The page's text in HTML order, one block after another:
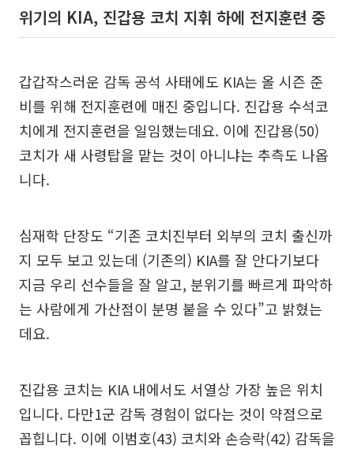
위기의 KIA, 진갑용 코치 지휘 하에 전지훈련 중
갑갑작스러운 감독 공석 사태에도 KIA는 올 시즌 준
비를 위해 전지훈련에 매진 중입니다. 진갑용 수석코
치에게 전지훈련을 일임했는데요. 이에 진갑용(50)
코치가 새 사령탑을 맡는 것이 아니냐는 추측도 나옵
니다.
심재학 단장도 “기존 코치진부터 외부의 코치 출신까
지 모두 보고 있는데 (기존의) KIA를 잘 안다기보다
지금 우리 선수들을 잘 알고, 분위기를 빠르게 파악하
는 사람에게 가산점이 분명 붙을 수 있다”고 밝혔는
데요.
진갑용 코치는 KIA 내에서도 서열상 가장 높은 위치
입니다. 다만1군 감독 경험이 없다는 것이 약점으로
꼽힙니다. 이에 이범호(43) 코치와 손승락(42) 감독을